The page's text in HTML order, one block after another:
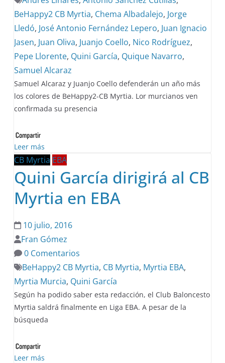
BeHappy2 CB Myrtia, Chema Albadalejo, Jorge
Lledó, José Antonio Fernández Lepero, Juan Ignacio
Jasen, Juan Oliva, Juanjo Coello, Nico Rodríguez,
Pepe Llorente, Quini García, Quique Navarro,
Samuel Alcaraz
Samuel Alcaraz y Juanjo Coello defenderán un año más
los colores de BeHappy2-CB Myrtia. Lor murcianos ven
confirmada su presencia
Leer más
CB Myrtia EBA
Quini García dirigirá al CB
Myrtia en EBA
10 julio, 2016
Fran Gómez
0 Comentarios
BeHappy2 CB Myrtia, CB Myrtia, Myrtia EBA,
Myrtia Murcia, Quini García
Según ha podido saber esta redacción, el Club Baloncesto
Myrtia saldrá finalmente en Liga EBA. A pesar de la
búsqueda
Leer más